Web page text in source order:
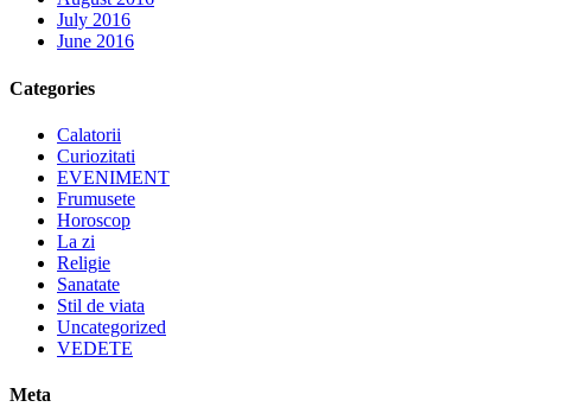
July 2016
June 2016
Categories
Calatorii
Curiozitati
EVENIMENT
Frumusete
Horoscop
La zi
Religie
Sanatate
Stil de viata
Uncategorized
VEDETE
Meta